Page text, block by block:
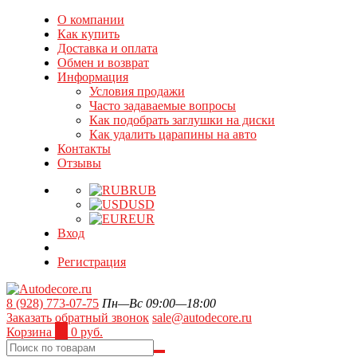
О компании
Как купить
Доставка и оплата
Обмен и возврат
Информация
Условия продажи
Часто задаваемые вопросы
Как подобрать заглушки на диски
Как удалить царапины на авто
Контакты
Отзывы
RUB
USD
EUR
Вход
Регистрация
8 (928) 773-07-75 Пн—Вс 09:00—18:00
Заказать обратный звонок sale@autodecore.ru
Корзина
0 руб.